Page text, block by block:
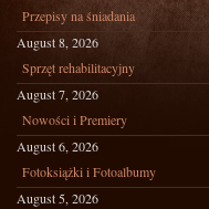
Przepisy na śniadania
August 8, 2026
Sprzęt rehabilitacyjny
August 7, 2026
Nowości i Premiery
August 6, 2026
Fotoksiążki i Fotoalbumy
August 5, 2026